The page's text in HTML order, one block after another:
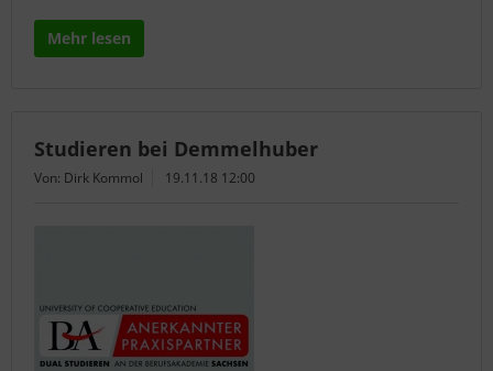
Mehr lesen
Studieren bei Demmelhuber
Von: Dirk Kommol 19.11.18 12:00